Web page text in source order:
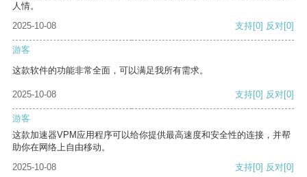
人情。
2025-10-08
支持[0] 反对[0]
游客
这款软件的功能非常全面，可以满足我所有需求。
2025-10-08 支持[0] 反对[0]
游客
这款加速器VPM应用程序可以给你提供最高速度和安全性的连接，并帮
助你在网络上自由移动。
2025-10-08
支持[0] 反对[0]